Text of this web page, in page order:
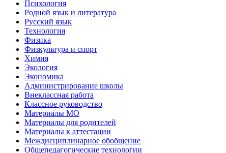
Психология
Родной язык и литература
Русский язык
Технология
Физика
Физкультура и спорт
Химия
Экология
Экономика
Администрирование школы
Внеклассная работа
Классное руководство
Материалы МО
Материалы для родителей
Материалы к аттестации
Междисциплинарное обобщение
Общепедагогические технологии